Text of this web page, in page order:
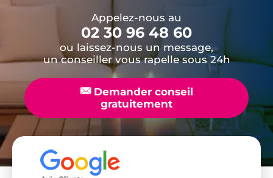
Appelez-nous au
02 30 96 48 60
ou laissez-nous un message,
un conseiller vous rapelle sous 24h
📧Demander conseil
gratuitement